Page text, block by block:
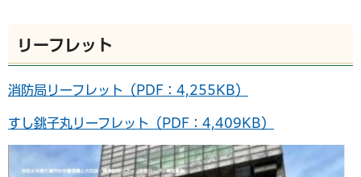
リーフレット
消防局リーフレット（PDF：4,255KB）
すし銚子丸リーフレット（PDF：4,409KB）